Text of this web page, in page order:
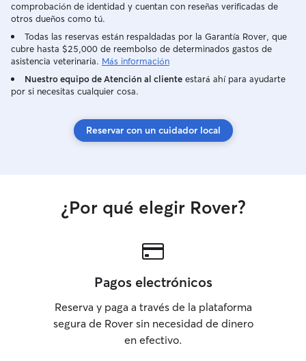
comprobación de identidad y cuentan con reseñas verificadas de
otros dueños como tú.
Todas las reservas están respaldadas por la Garantía Rover, que
cubre hasta $25,000 de reembolso de determinados gastos de
asistencia veterinaria. Más información
Nuestro equipo de Atención al cliente estará ahí para ayudarte
por si necesitas cualquier cosa.
Reservar con un cuidador local
¿Por qué elegir Rover?
Pagos electrónicos
Reserva y paga a través de la plataforma
segura de Rover sin necesidad de dinero
en efectivo.